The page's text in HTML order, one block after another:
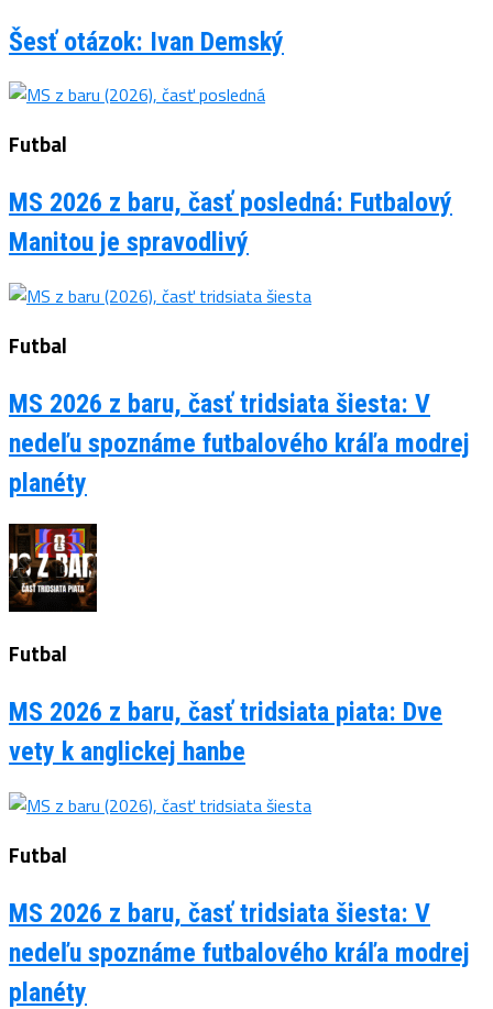
Šesť otázok: Ivan Demský
Futbal
MS 2026 z baru, časť posledná: Futbalový
Manitou je spravodlivý
Futbal
MS 2026 z baru, časť tridsiata šiesta: V
nedeľu spoznáme futbalového kráľa modrej
planéty
Futbal
MS 2026 z baru, časť tridsiata piata: Dve
vety k anglickej hanbe
Futbal
MS 2026 z baru, časť tridsiata šiesta: V
nedeľu spoznáme futbalového kráľa modrej
planéty